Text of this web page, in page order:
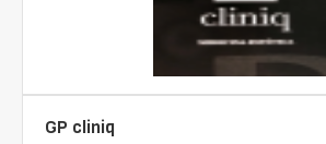
GP cliniq